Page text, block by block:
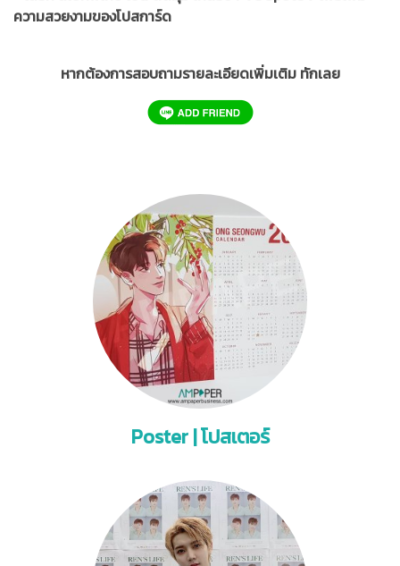
ความสวยงามของโปสการ์ด
หากต้องการสอบถามรายละเอียดเพิ่มเติม ทักเลย
Poster | โปสเตอร์